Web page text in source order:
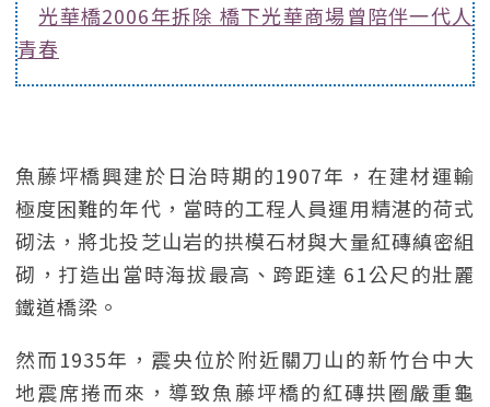
光華橋2006年拆除 橋下光華商場曾陪伴一代人
青春
魚藤坪橋興建於日治時期的1907年，在建材運輸
極度困難的年代，當時的工程人員運用精湛的荷式
砌法，將北投芝山岩的拱模石材與大量紅磚縝密組
砌，打造出當時海拔最高、跨距達 61公尺的壯麗
鐵道橋梁。
然而1935年，震央位於附近關刀山的新竹台中大
地震席捲而來，導致魚藤坪橋的紅磚拱圈嚴重龜